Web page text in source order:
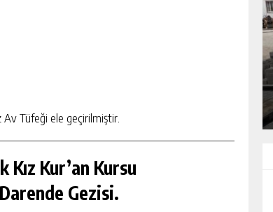
Tüfeği ele geçirilmiştir.
Kız Kur’an Kursu
Gezisi.